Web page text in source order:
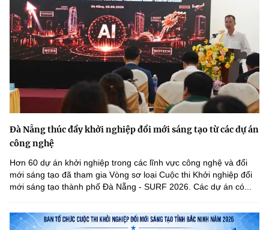
Bưu chính, Viễn thông
Sở hữu trí tuệ
Tiêu chuẩn, đo lường, chất lượng
Năng lượng nguyên tử
Tin tổng hợp
Tin địa phương
Văn bản chỉ đạo điều hành
Lấy ý kiến người dân về dự thảo VBQPPL
THỐNG KÊ
Khoa học và Công nghệ
Đổi mới sáng tạo
Chuyển đổi số
Bưu chính, Viễn thông
Tiêu chuẩn, đo lường, chất lượng
Năng lượng nguyên tử
Multimedia
THƯ ĐIỆN TỬ
Khác
Videos
Infographic
Ảnh
Voice
Nhiệm vụ trọng tâm
Đà Nẵng thúc đẩy khởi nghiệp đổi mới sáng tạo từ các dự án
công nghệ
Hơn 60 dự án khởi nghiệp trong các lĩnh vực công nghệ và đổi
mới sáng tạo đã tham gia Vòng sơ loại Cuộc thi Khởi nghiệp đổi
mới sáng tạo thành phố Đà Nẵng - SURF 2026. Các dự án có...